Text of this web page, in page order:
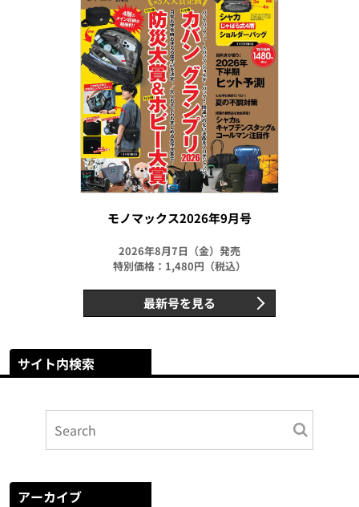
モノマックス2026年9月号
2026年8月7日（金）発売
特別価格：1,480円（税込）
最新号を見る
サイト内検索
アーカイブ